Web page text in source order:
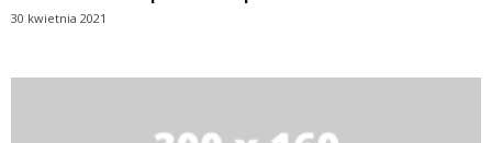
30 kwietnia 2021